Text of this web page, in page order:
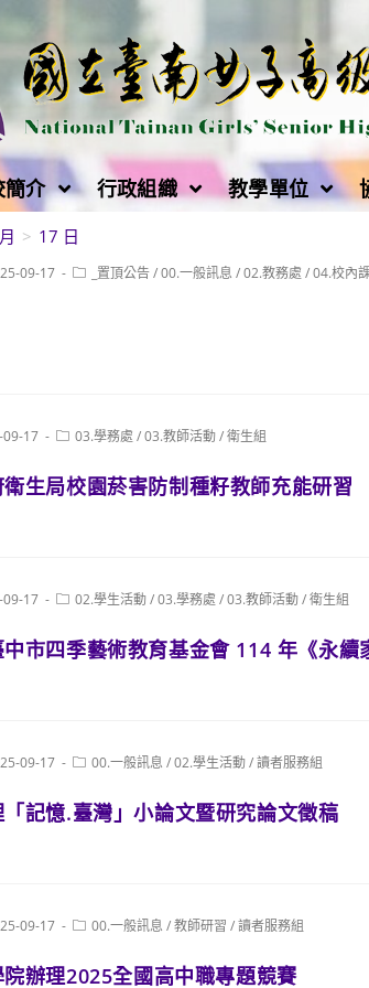
簡介 行政組織 教學單位
> 17 日
09-17
Post _置頂公告/00.一般訊息 /02.教務處 /04.校內
17
Post03.學務處 /03.教師活動/衛生組
生局校園菸害防制種籽教師充能研習
17
Post02.學生活動/03.學務處 /03.教師活動/衛生組
市四季藝術教育基金會 114 年《永續
09-17
Post00.一般訊息 /02.學生活動/讀者服務組
記憶.臺灣」小論文暨研究論文徵稿
09-17
Post00.一般訊息 /教師研習 /讀者服務組
辦理2025全國高中職專題競賽